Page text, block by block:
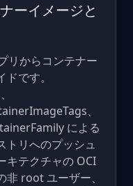
ーイメージと
リからコンテナー
です。
、
による
トリへのプッシュ
キテクチャの OCI
root ユーザー、